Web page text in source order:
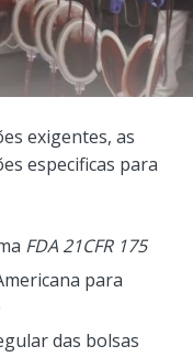
exigentes, as
especificas para
FDA 21CFR 175
para
das bolsas